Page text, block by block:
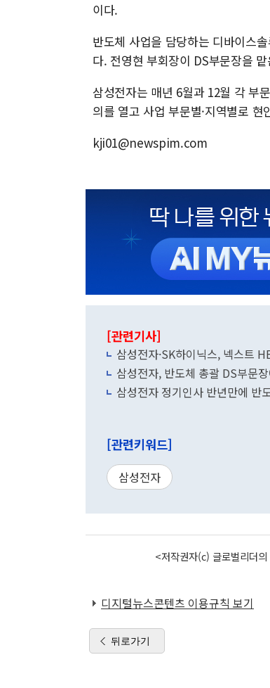
이다.
반도체 사업을 담당하는 디바이스
다. 전영현 부회장이 DS부문장을
삼성전자는 매년 6월과 12월 각 부
의를 열고 사업 부문별·지역별로
kji01@newspim.com
[관련기사]
삼성전자·SK하이닉스, 넥스트
삼성전자, 반도체 총괄 DS부문
삼성전자 정기인사 반년만에 반
[관련키워드]
삼성전자
<저작권자(c) 글로벌리더
디지털뉴스콘텐츠 이용규칙 보기
뒤로가기